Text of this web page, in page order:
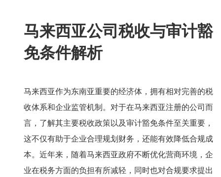
马来西亚公司税收与审计豁
免条件解析
马来西亚作为东南亚重要的经济体，拥有相对完善的税
收体系和企业监管机制。对于在马来西亚注册的公司而
言，了解其主要税收政策以及审计豁免条件至关重要，
这不仅有助于企业合理规划财务，还能有效降低合规成
本。近年来，随着马来西亚政府不断优化营商环境，企
业在税务方面的负担有所减轻，同时也对合规要求提出